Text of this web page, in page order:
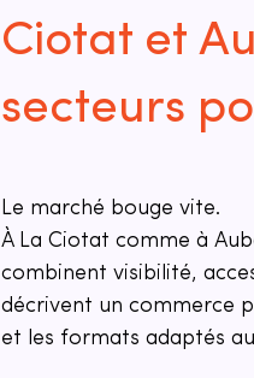
Ciotat et
secteurs
Le marché bouge vite.
À La Ciotat comme à
combinent visibilité,
décrivent un commerce
et les formats adaptés